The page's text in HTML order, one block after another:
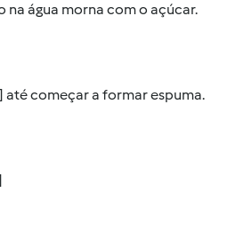
na água morna com o açúcar.
começar a formar espuma.